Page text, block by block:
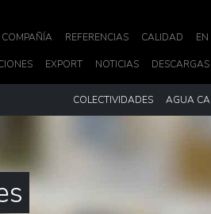
COMPAÑÍA REFERENCIAS CALIDAD
EXPORT NOTICIAS DESCARGAS
COLECTIVIDADES AGUA